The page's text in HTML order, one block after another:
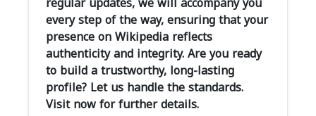
every step of the way, ensuring that your
presence on Wikipedia reflects
authenticity and integrity. Are you ready
to build a trustworthy, long-lasting
profile? Let us handle the standards.
Visit now for further details.